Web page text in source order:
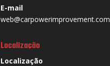
E-mail
web@carpowerimprovement.com
Localização
Localização